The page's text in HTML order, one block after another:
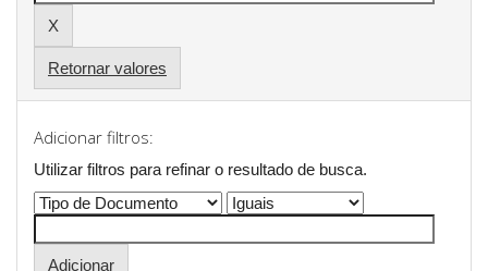
Retornar valores
Adicionar filtros:
Utilizar filtros para refinar o resultado de busca.